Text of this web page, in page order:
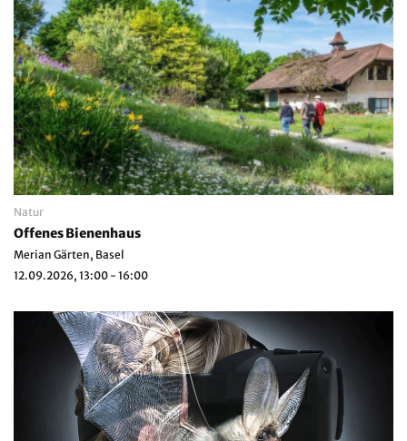
Natur
Offenes Bienenhaus
Merian Gärten, Basel
12.09.2026, 13:00 - 16:00